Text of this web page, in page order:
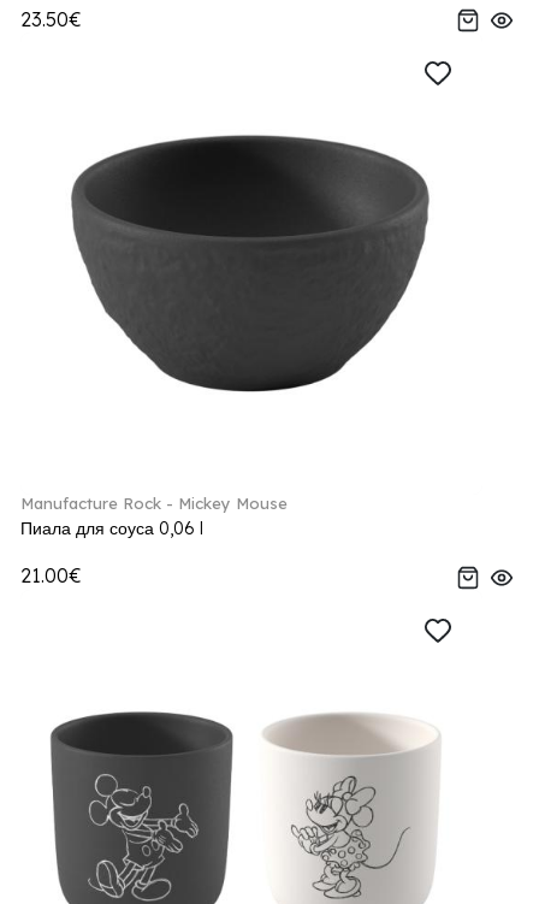
23.50€
Manufacture Rock - Mickey Mouse
Пиала для соуса 0,06 l
21.00€